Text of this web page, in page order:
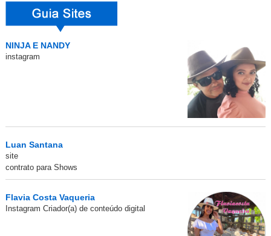
NINJA E NANDY
instagram
Luan Santana
site
contrato para Shows
Flavia Costa Vaqueria
Instagram Criador(a) de conteúdo digital